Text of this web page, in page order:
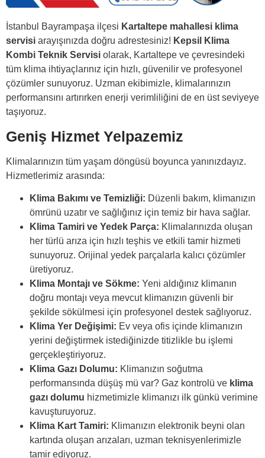
İstanbul Bayrampaşa ilçesi Kartaltepe mahallesi klima
servisi arayışınızda doğru adrestesiniz! Kepsil Klima
Kombi Teknik Servisi olarak, Kartaltepe ve çevresindeki
tüm klima ihtiyaçlarınız için hızlı, güvenilir ve profesyonel
çözümler sunuyoruz. Uzman ekibimizle, klimalarınızın
performansını artırırken enerji verimliliğini de en üst seviyeye
taşıyoruz.
Geniş Hizmet Yelpazemiz
Klimalarınızın tüm yaşam döngüsü boyunca yanınızdayız.
Hizmetlerimiz arasında:
Klima Bakımı ve Temizliği: Düzenli bakım, klimanızın
ömrünü uzatır ve sağlığınız için temiz bir hava sağlar.
Klima Tamiri ve Yedek Parça: Klimalarınızda oluşan
her türlü arıza için hızlı teşhis ve etkili tamir hizmeti
sunuyoruz. Orijinal yedek parçalarla kalıcı çözümler
üretiyoruz.
Klima Montajı ve Sökme: Yeni aldığınız klimanın
doğru montajı veya mevcut klimanızın güvenli bir
şekilde sökülmesi için profesyonel destek sağlıyoruz.
Klima Yer Değişimi: Ev veya ofis içinde klimanızın
yerini değiştirmek istediğinizde titizlikle bu işlemi
gerçekleştiriyoruz.
Klima Gazı Dolumu: Klimanızın soğutma
performansında düşüş mü var? Gaz kontrolü ve klima
gazı dolumu hizmetimizle klimanızı ilk günkü verimine
kavuşturuyoruz.
Klima Kart Tamiri: Klimanızın elektronik beyni olan
kartında oluşan arızaları, uzman teknisyenlerimizle
tamir ediyoruz.